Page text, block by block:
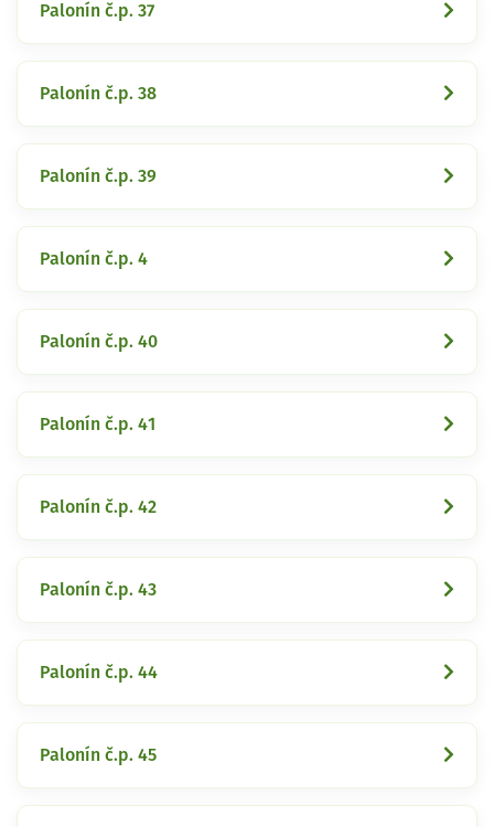
Palonín č.p. 37
Palonín č.p. 38
Palonín č.p. 39
Palonín č.p. 4
Palonín č.p. 40
Palonín č.p. 41
Palonín č.p. 42
Palonín č.p. 43
Palonín č.p. 44
Palonín č.p. 45